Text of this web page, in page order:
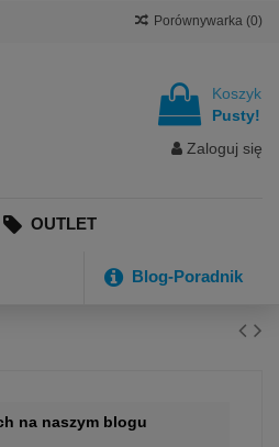
Porównywarka (0)
Koszyk
Pusty!
Zaloguj się
OUTLET
Blog-Poradnik
na naszym blogu